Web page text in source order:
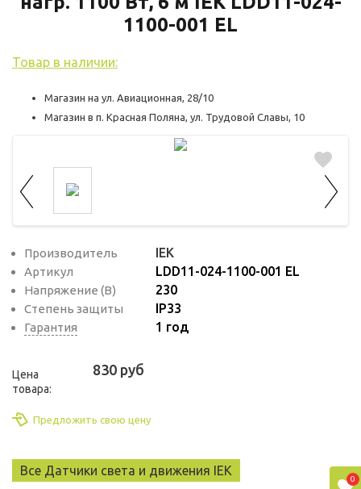
1100-001 EL
Товар в наличии:
Магазин на ул. Авиационная, 28/10
Магазин в п. Красная Поляна, ул. Трудовой Славы, 10
Производитель IEK
Артикул LDD11-024-1100-001 EL
Напряжение (В) 230
Степень защиты IP33
Гарантия 1 год
Цена
товара:
830 руб
Предложить свою цену
Все Датчики света и движения IEK
0
пользователей на сайте. Эти файлы cookie
чтобы увеличить его производительность
удобным для пользователей.
Рекламные файлы cookie используются
качества рекламы. Эти файлы cookie
маркетинговых и рекламных материалов
для пользователей сайта.